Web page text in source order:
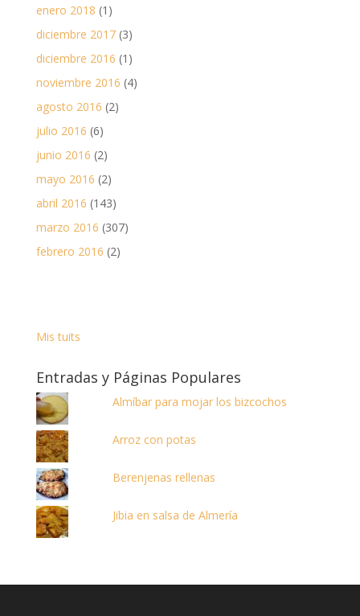
enero 2018 (1)
diciembre 2017(3)
diciembre 2016 (1)
noviembre 2016 (4)
agosto 2016 (2)
julio 2016 (6)
junio 2016 (2)
mayo 2016 (2)
abril 2016 (143)
marzo 2016 (307)
febrero 2016 (2)
Mis tuits
Entradas y Páginas Populares
Almíbar para mojar los bizcochos
Arroz con potas
Berenjenas rellenas
Jibia en salsa de Almería